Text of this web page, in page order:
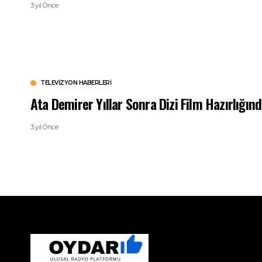
3 yıl Önce
TELEVIZYON HABERLERI
Ata Demirer Yıllar Sonra Dizi Film
3 yıl Önce